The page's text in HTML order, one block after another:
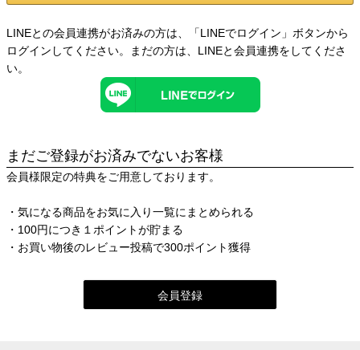
LINEとの会員連携がお済みの方は、「LINEでログイン」ボタンから
ログインしてください。まだの方は、 LINEと会員連携をしてくださ
い。
まだご登録がお済みでないお客様
会員様限定の特典をご用意しております。
・気になる商品をお気に入り一覧にまとめられる
・100円につき１ポイントが貯まる
・お買い物後のレビュー投稿で300ポイント獲得
会員登録